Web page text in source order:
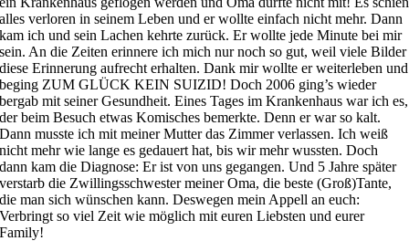
alles verloren in seinem Leben und er wollte einfach nicht mehr. Dann
kam ich und sein Lachen kehrte zurück. Er wollte jede Minute bei mir
sein. An die Zeiten erinnere ich mich nur noch so gut, weil viele Bilder
diese Erinnerung aufrecht erhalten. Dank mir wollte er weiterleben und
beging ZUM GLÜCK KEIN SUIZID! Doch 2006 ging’s wieder
bergab mit seiner Gesundheit. Eines Tages im Krankenhaus war ich es,
der beim Besuch etwas Komisches bemerkte. Denn er war so kalt.
Dann musste ich mit meiner Mutter das Zimmer verlassen. Ich weiß
nicht mehr wie lange es gedauert hat, bis wir mehr wussten. Doch
dann kam die Diagnose: Er ist von uns gegangen. Und 5 Jahre später
verstarb die Zwillingsschwester meiner Oma, die beste (Groß)Tante,
die man sich wünschen kann. Deswegen mein Appell an euch:
Verbringt so viel Zeit wie möglich mit euren Liebsten und eurer
Family!